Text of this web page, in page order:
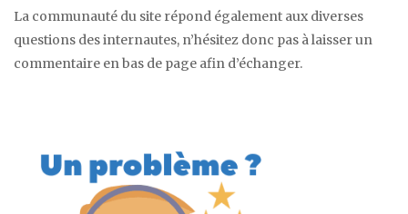
La communauté du site répond également aux diverses
questions des internautes, n’hésitez donc pas à laisser un
commentaire en bas de page afin d’échanger.